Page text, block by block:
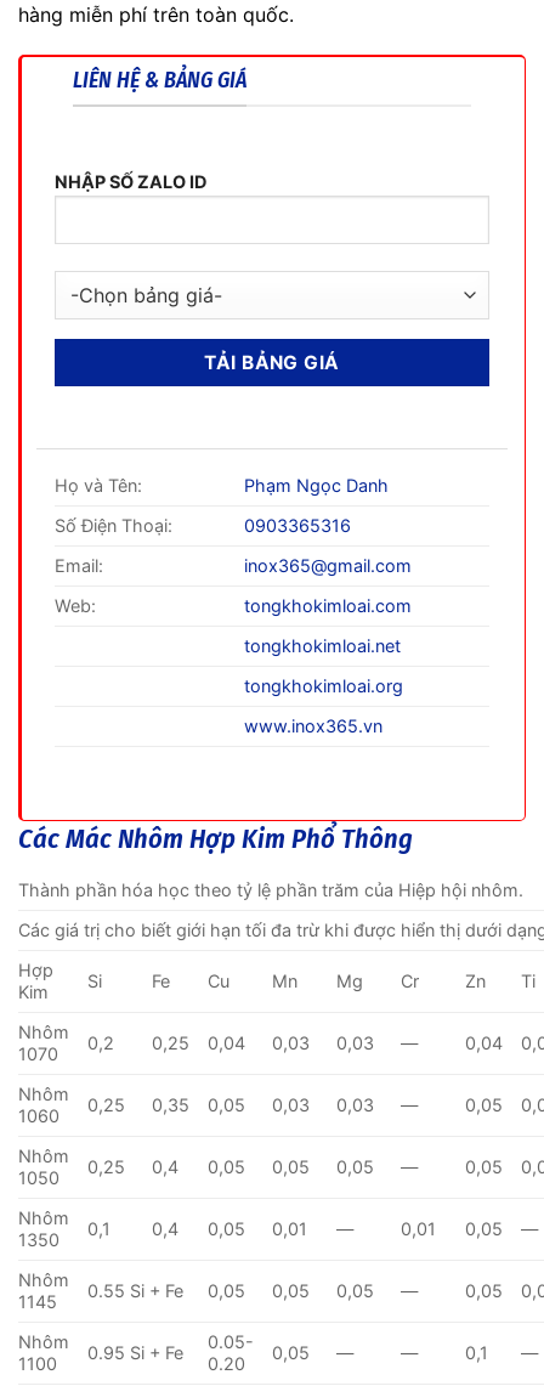
hàng miễn phí trên toàn quốc.
LIÊN HỆ & BẢNG GIÁ
NHẬP SỐ ZALO ID
Họ và Tên:
Phạm Ngọc Danh
Số Điện Thoại:
0903365316
Email:
inox365@gmail.com
Web:
tongkhokimloai.com
tongkhokimloai.net
tongkhokimloai.org
www.inox365.vn
Các Mác Nhôm Hợp Kim Phổ Thông
Thành phần hóa học theo tỷ lệ phần trăm của Hiệp hội nhôm.
Các giá trị cho biết giới hạn tối đa trừ khi được hiển thị dưới
Hợp
Kim
Si Fe Cu Mn Mg Cr Zn Ti
Nhôm
1070
0,2 0,25 0,04 0,03 0,03 — 0,04
Nhôm
1060
0,25 0,35 0,05 0,03 0,03 — 0,05
Nhôm
1050
0,25 0,4 0,05 0,05 0,05 — 0,05
Nhôm
1350
0,1 0,4 0,05 0,01 — 0,01 0,05 —
Nhôm
1145
0.55 Si + Fe 0,05 0,05 0,05 — 0,05
Nhôm
1100
0.95 Si + Fe
0.05-
0.20
0,05 — — 0,1 —